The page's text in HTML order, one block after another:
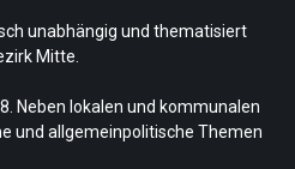
Trauer und politische
music
21. Juni 2026
zur Fête de la Musique
unabhängig und thematisiert
Mitte.
Neben lokalen und kommunalen
und allgemeinpolitische Themen